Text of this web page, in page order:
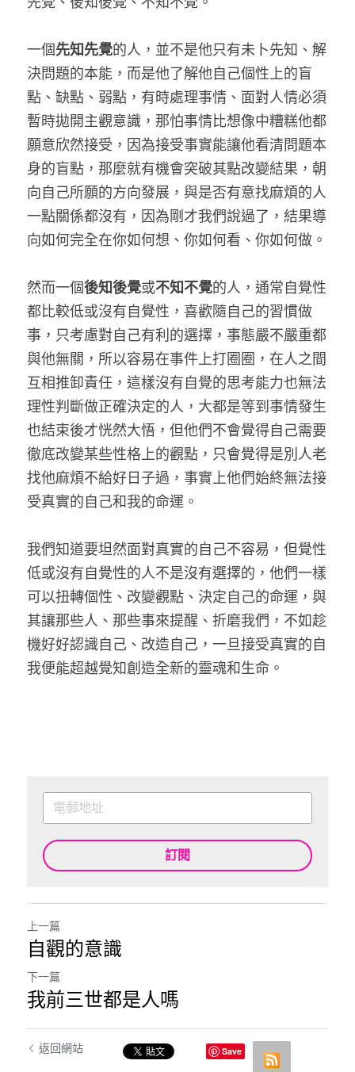
一個先知先覺的人，並不是他只有未卜先知、解
決問題的本能，而是他了解他自己個性上的盲
點、缺點、弱點，有時處理事情、面對人情必須
暫時拋開主觀意識，那怕事情比想像中糟糕他都
願意欣然接受，因為接受事實能讓他看清問題本
身的盲點，那麼就有機會突破其點改變結果，朝
向自己所願的方向發展，與是否有意找麻煩的人
一點關係都沒有，因為剛才我們說過了，結果導
向如何完全在你如何想 、你如何看 、你如何做 。
然而一個後知後覺或不知不覺的人，通常自覺性
都比較低或沒有自覺性， 喜歡隨自己的習慣做
事，只考慮對自己有利的選擇，事態嚴不嚴重都
與他無關，所以容易在事件上打圈圈，在人之間
互相推卸責任，這樣沒有自覺的思考能力也無法
理性判斷做正確決定的人，大都是等到事情發生
也結束後才恍然大悟，但他們不會覺得自己需要
徹底改變某些性格上的觀點，只會覺得是別人老
找他麻煩不給好日子過，事實上他們始終無法接
受真實的自己和我的命運。
我們知道要坦然面對真實的自己不容易，但覺性
低或沒有自覺性的人不是沒有選擇的，他們一樣
可以扭轉個性、改變觀點、決定自己的命運，與
其讓那些人、那些事來提醒、折磨我們，不如趁
機好好認識自己、改造自己，一旦接受真實的自
我便能超越覺知創造全新的靈魂和生命。
訂閱
上一篇
自觀的意識
下一篇
我前三世都是人嗎
返回網站 Save